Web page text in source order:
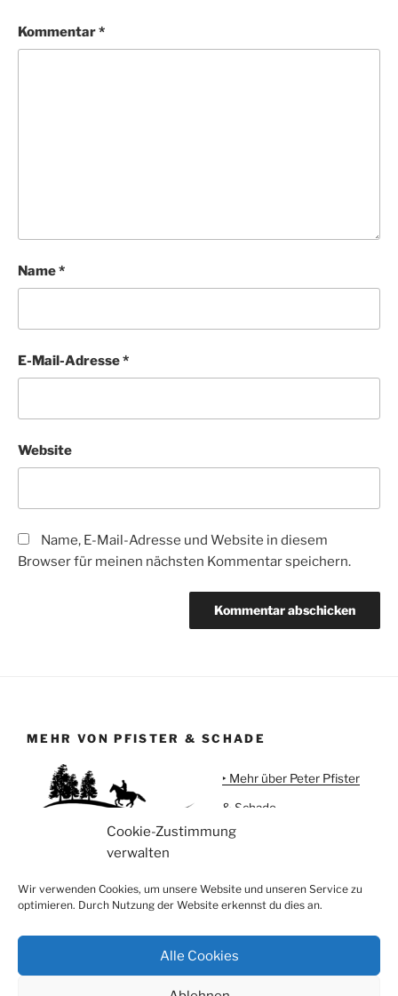
Cookie-Zustimmung
verwalten
Wir verwenden Cookies, um unsere Website und unseren Service zu
optimieren. Durch Nutzung der Website erkennst du dies an.
Alle Cookies
Kommentar*
Name*
E-Mail-Adresse*
Website
Name, E-Mail-Adresse und Website in diesem
Browser für meinen nächsten Kommentar speichern.
MEHR VON PFISTER & SCHADE
‣ Mehr über Peter Pfister
& Schade
‣ Urlaub auf Meggi'sFarm